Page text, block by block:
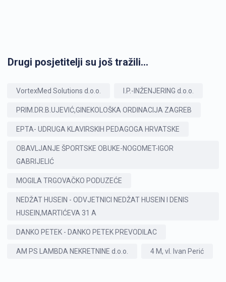
Drugi posjetitelji su još tražili...
VortexMed Solutions d.o.o. I.P.-INŽENJERING d.o.o.
PRIM.DR.B.UJEVIĆ,GINEKOLOŠKA ORDINACIJA ZAGREB
EPTA- UDRUGA KLAVIRSKIH PEDAGOGA HRVATSKE
OBAVLJANJE ŠPORTSKE OBUKE-NOGOMET-IGOR
GABRIJELIĆ
MOGILA TRGOVAČKO PODUZEĆE
NEDŽAT HUSEIN - ODVJETNICI NEDŽAT HUSEIN I DENIS
HUSEIN,MARTIĆEVA 31 A
DANKO PETEK - DANKO PETEK PREVODILAC
AM PS LAMBDA NEKRETNINE d.o.o. 4 M, vl. Ivan Perić